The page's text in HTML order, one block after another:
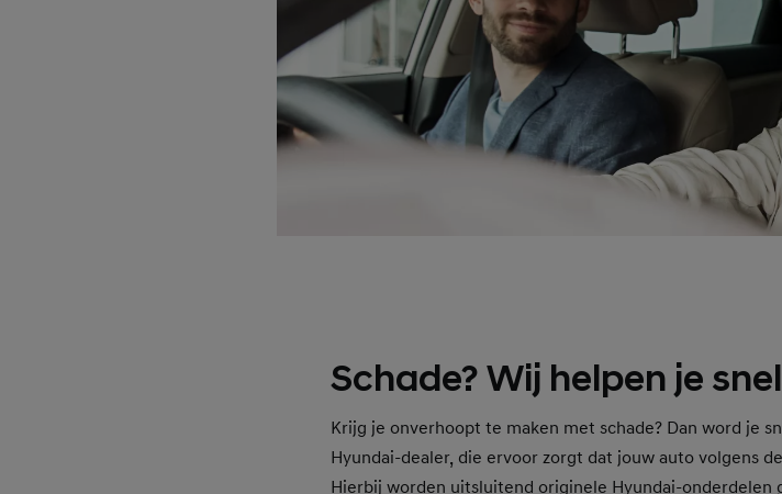
Schade? Wij helpen je
Krijg je onverhoopt te maken met schade? Dan word je
Hyundai-dealer, die ervoor zorgt dat jouw auto volgens
Hierbij worden uitsluitend originele Hyundai-onderdelen